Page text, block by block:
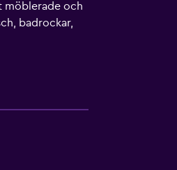
möblerade och
badrockar,